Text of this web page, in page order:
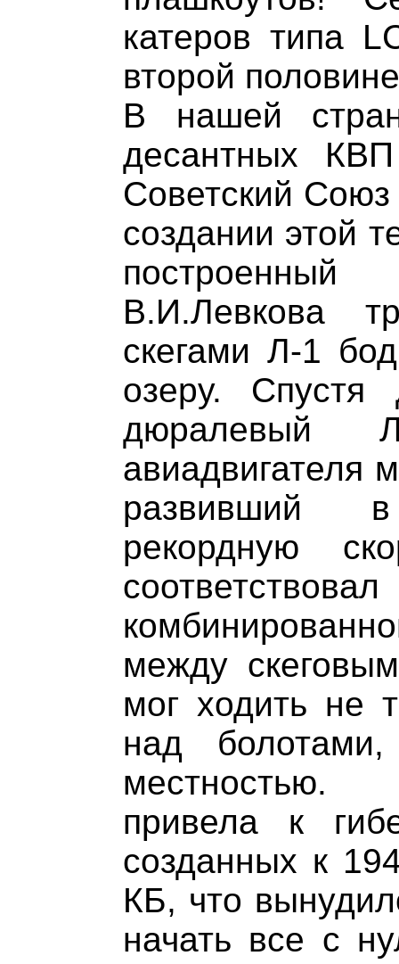
катеров типа
второй
В нашей
десантных
Советский
создании этой
В.И.Левкова
скегами Л-1
озеру.
дюралевый
авиадвигателя
развивший
рекордную
между
мог ходить не
над
привела к
созданных к
КБ, что
начать все с